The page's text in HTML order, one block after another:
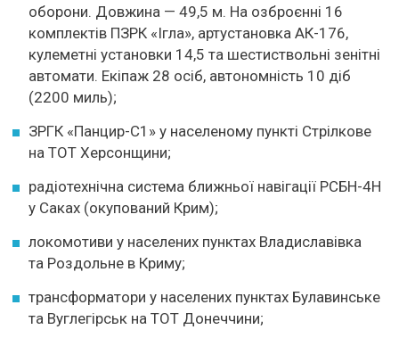
оборони. Довжина — 49,5 м. На озброєнні 16
комплектів ПЗРК «Ігла», артустановка АК-176,
кулеметні установки 14,5 та шестиствольні зенітні
автомати. Екіпаж 28 осіб, автономність 10 діб
(2200 миль);
ЗРГК «Панцир-С1» у населеному пункті Стрілкове
на ТОТ Херсонщини;
радіотехнічна система ближньої навігації РСБН-4Н
у Саках (окупований Крим);
локомотиви у населених пунктах Владиславівка
та Роздольне в Криму;
трансформатори у населених пунктах Булавинське
та Вуглегірськ на ТОТ Донеччини;